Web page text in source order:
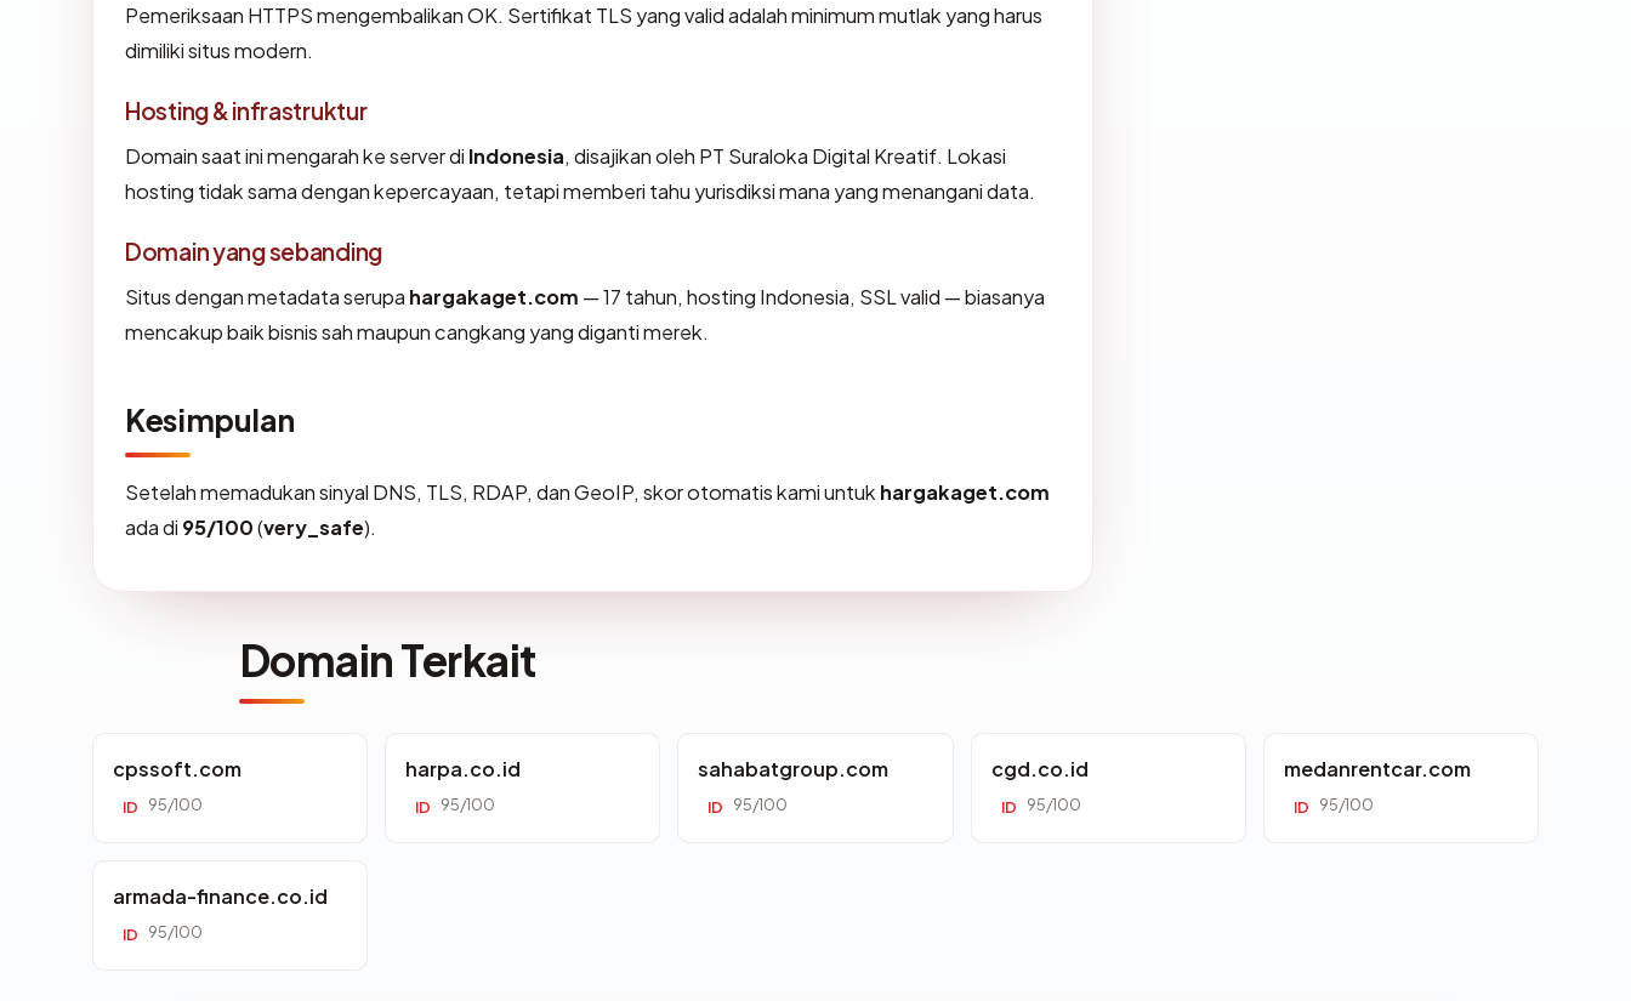
Pemeriksaan HTTPS mengembalikan OK. Sertifikat TLS yang valid adalah minimum mutlak yang harus
dimiliki situs modern.
Hosting & infrastruktur
Domain saat ini mengarah ke server di Indonesia, disajikan oleh PT Suraloka Digital Kreatif. Lokasi
hosting tidak sama dengan kepercayaan, tetapi memberi tahu yurisdiksi mana yang menangani data.
Domain yang sebanding
Situs dengan metadata serupa hargakaget.com — 17 tahun, hosting Indonesia, SSL valid — biasanya
mencakup baik bisnis sah maupun cangkang yang diganti merek.
Kesimpulan
Setelah memadukan sinyal DNS, TLS, RDAP, dan GeoIP, skor otomatis kami untuk hargakaget.com
ada di 95/100(very_safe).
Domain Terkait
cpssoft.com
ID 95/100
harpa.co.id
ID 95/100
sahabatgroup.com
ID 95/100
cgd.co.id
ID 95/100
medanrentcar.com
ID 95/100
armada-finance.co.id
ID 95/100